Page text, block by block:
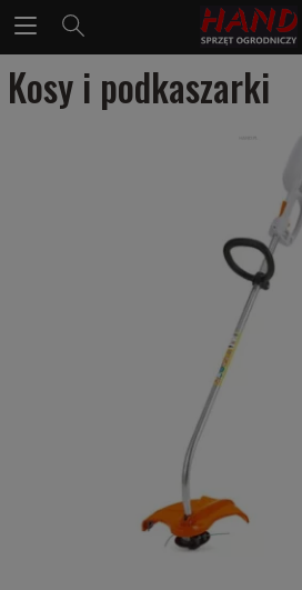
Kosy i podkaszarki